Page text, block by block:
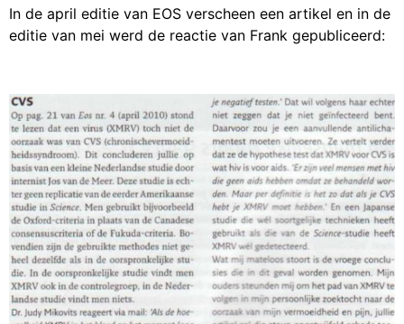
In de april editie van EOS verscheen een artikel en in de
editie van mei werd de reactie van Frank gepubliceerd: